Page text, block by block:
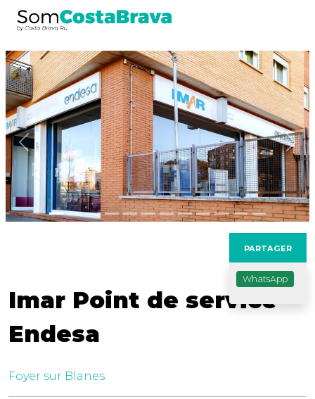
Précédent
Imar Point de service
Endesa
Foyer sur Blanes
PARTAGER
WhatsApp